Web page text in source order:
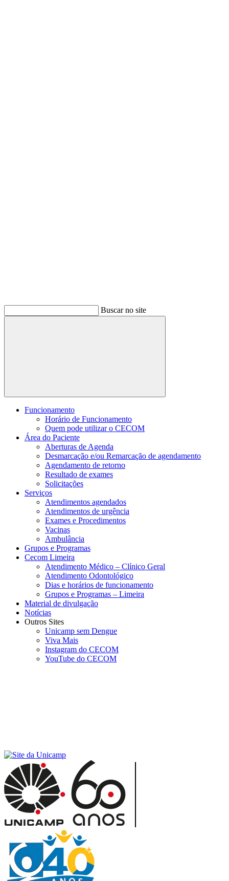
Buscar no site
Buscar
Funcionamento
Horário de Funcionamento
Quem pode utilizar o CECOM
Área do Paciente
Aberturas de Agenda
Desmarcação e/ou Remarcação de agendamento
Agendamento de retorno
Resultado de exames
Solicitações
Serviços
Atendimentos agendados
Atendimentos de urgência
Exames e Procedimentos
Vacinas
Ambulância
Grupos e Programas
Cecom Limeira
Atendimento Médico – Clínico Geral
Atendimento Odontológico
Dias e horários de funcionamento
Grupos e Programas – Limeira
Material de divulgação
Notícias
Outros Sites
Unicamp sem Dengue
Viva Mais
Instagram do CECOM
YouTube do CECOM